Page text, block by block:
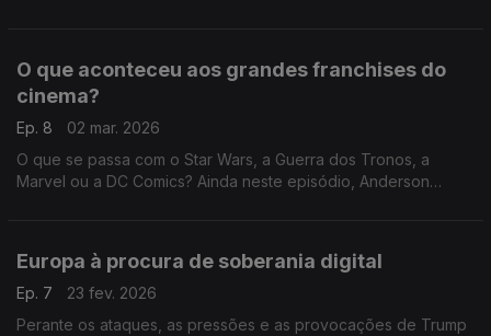
O que aconteceu aos grandes franchises do
cinema?
Ep. 8
02 mar. 2026
O que se passa com o Star Wars, a Guerra dos Tronos, a
Marvel ou a DC Comics? Ainda neste episódio, Anderson
Europa à procura de soberania digital
Ep. 7
23 fev. 2026
Perante os ataques, as pressões e as provocações de Trump